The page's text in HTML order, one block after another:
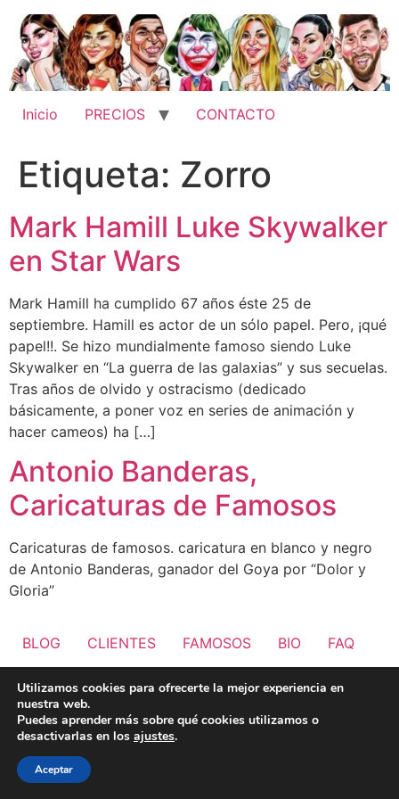
contenido
Inicio PRECIOS CONTACTO
Etiqueta: Zorro
Mark Hamill Luke Skywalker
en Star Wars
Mark Hamill ha cumplido 67 años éste 25 de
septiembre. Hamill es actor de un sólo papel. Pero, ¡qué
papel!!. Se hizo mundialmente famoso siendo Luke
Skywalker en “La guerra de las galaxias” y sus secuelas.
Tras años de olvido y ostracismo (dedicado
básicamente, a poner voz en series de animación y
hacer cameos) ha […]
Antonio Banderas,
Caricaturas de Famosos
Caricaturas de famosos. caricatura en blanco y negro
de Antonio Banderas, ganador del Goya por “Dolor y
Gloria”
BLOG CLIENTES FAMOSOS BIO FAQ
Utilizamos cookies para ofrecerte la mejor experiencia en
nuestra web.
Puedes aprender más sobre qué cookies utilizamos o
desactivarlas en los ajustes.
Aceptar